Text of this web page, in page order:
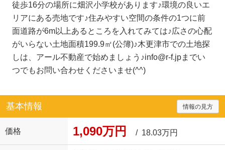
徒歩16分の場所に畑沢小学校があります♪環境の良いエ
リアにある売地です♪住みやすい空間の条件の1つに前
面道路が6m以上あるところを入れてみては♪広さの心配
がいらない土地面積199.9㎡(公簿)♪木更津市での土地探
しは、アール不動産で始めましょう♪info@r-f.jpまでい
つでもお問い合わせくださいませ(^^)
基本情報 情報の見方
価格 1,090万円 / 18.03万円